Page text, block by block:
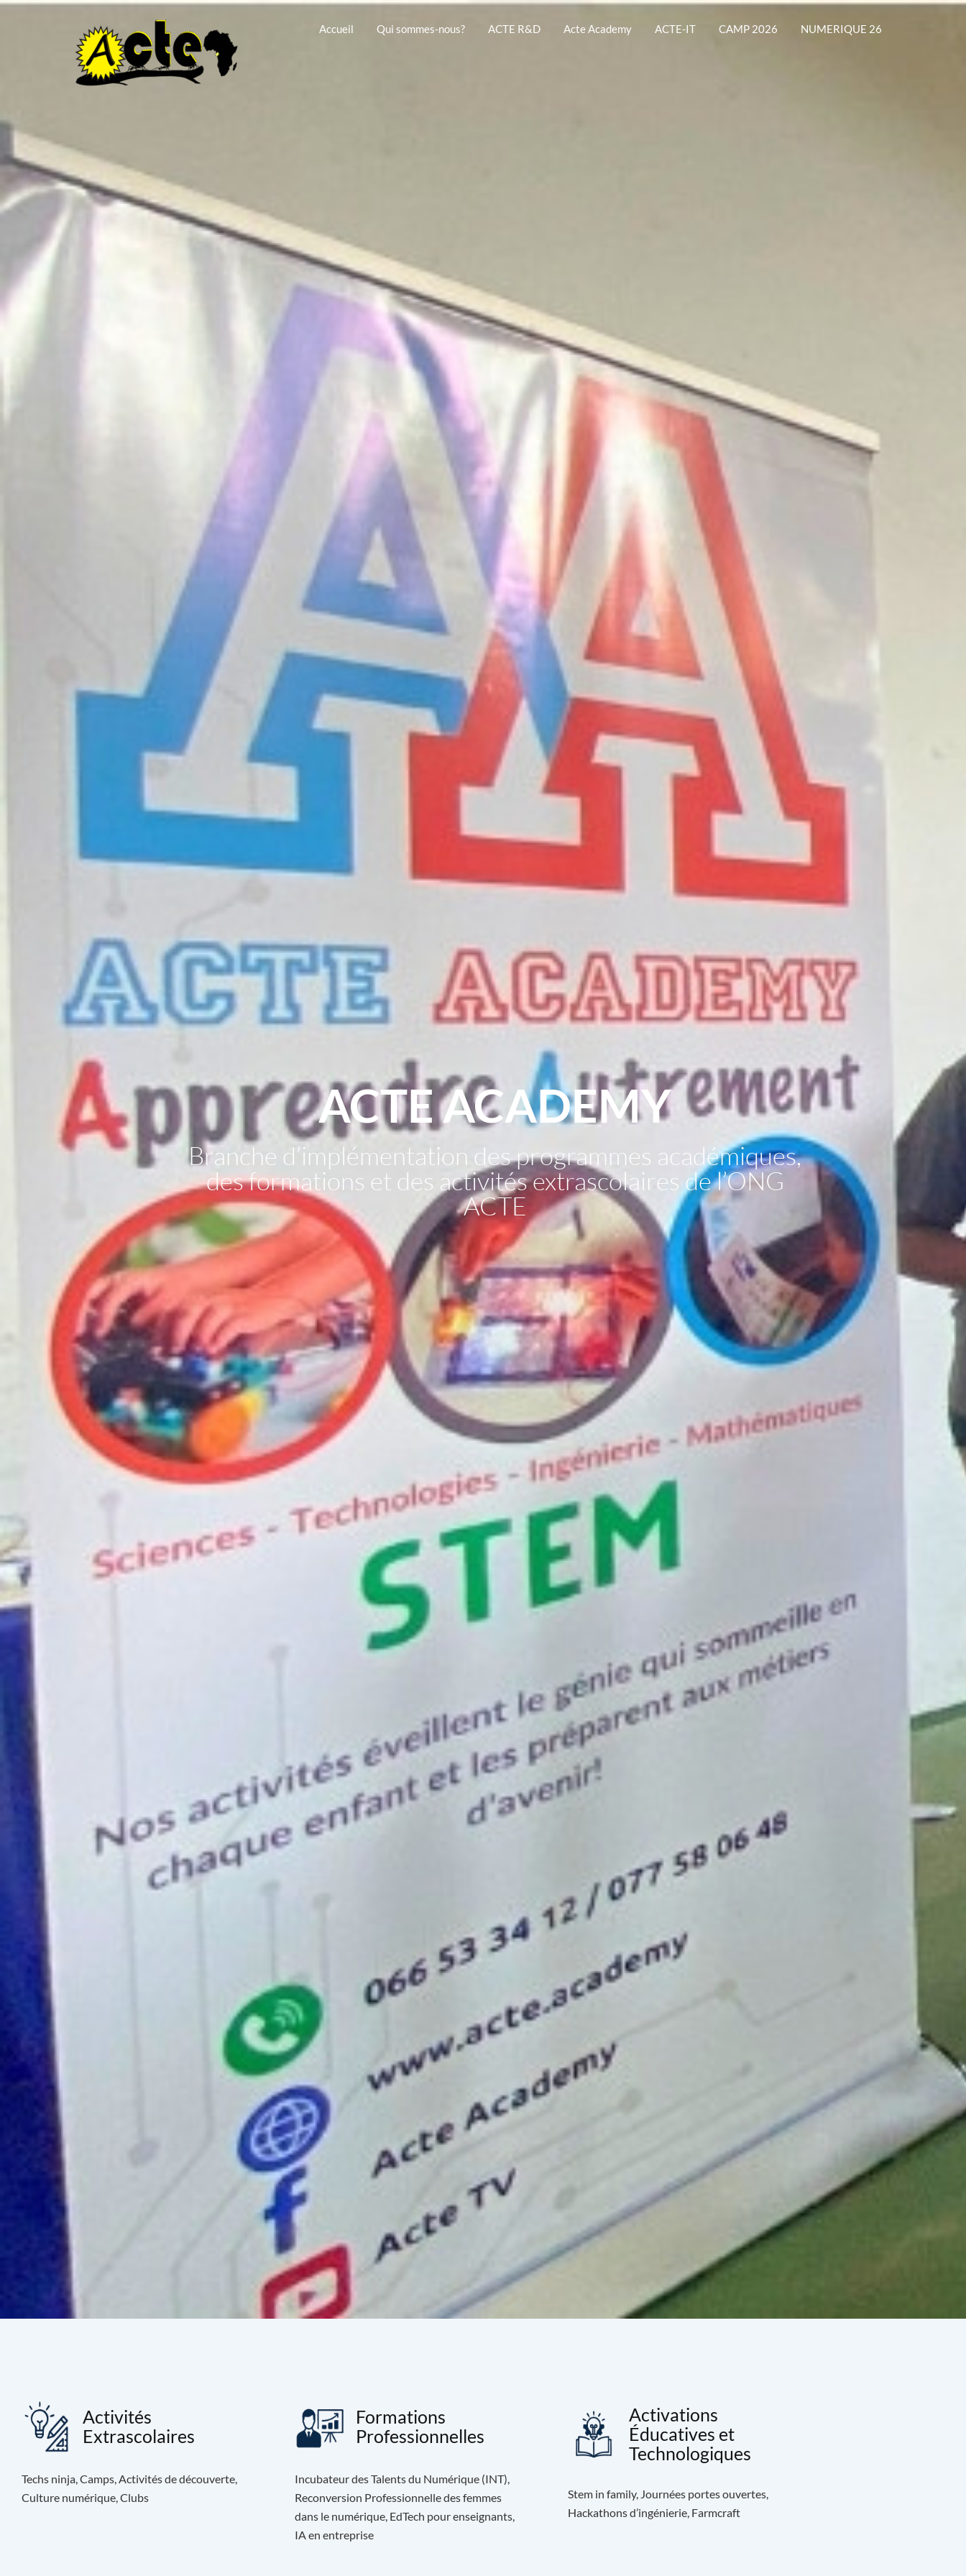
Accueil Qui sommes-nous? ACTE R&D Acte Academy ACTE-IT CAMP 2026 NUMERIQUE 26
ACTE ACADEMY
Branche d’implémentation des programmes académiques,
des formations et des activités extrascolaires de l’ONG
ACTE
Activités
Extrascolaires
Techs ninja, Camps, Activités de découverte,
Culture numérique, Clubs
Formations
Professionnelles
Incubateur des Talents du Numérique (INT),
Reconversion Professionnelle des femmes
dans le numérique, EdTech pour enseignants,
IA en entreprise
Activations
Éducatives et
Technologiques
Stem in family, Journées portes ouvertes,
Hackathons d’ingénierie, Farmcraft